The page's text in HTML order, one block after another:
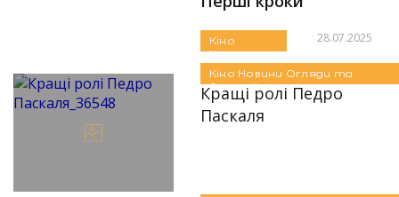
Кіно
Новини
Огляди та
Рецензії
28.07.2025
Кіно Новини Огляди та
Рецензії
Кращі ролі Педро
Паскаля